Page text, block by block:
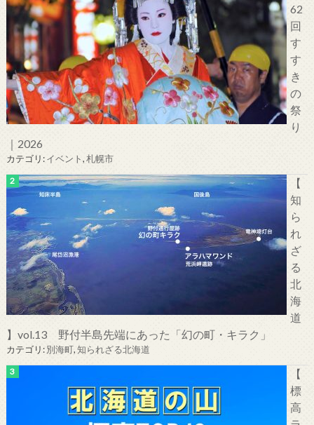
62
回
す
す
き
の
祭
り
｜2026
カテゴリ:イベント,札幌市
【
知
ら
れ
ざ
る
北
海
道
】vol.13 野付半島先端にあった「幻の町・キラク」
カテゴリ:別海町,知られざる北海道
【
標
高